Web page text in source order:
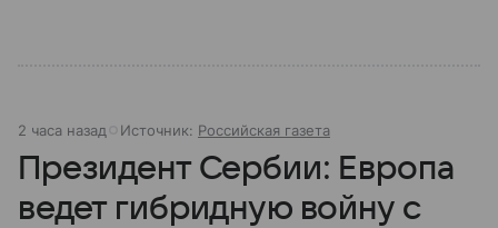
2 часа назад Источник: Российская газета
Президент Сербии: Европа
ведет гибридную войну с